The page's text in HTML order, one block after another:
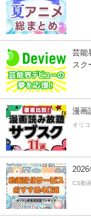
芸能
スク
漫画
オリ
2026
CS動